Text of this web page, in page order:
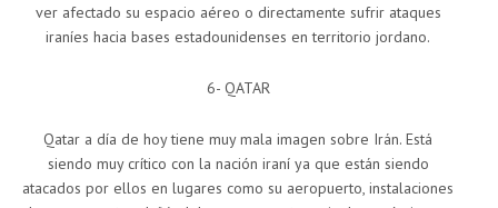
ver afectado su espacio aéreo o directamente sufrir ataques
iraníes hacia bases estadounidenses en territorio jordano.
6- QATAR
Qatar a día de hoy tiene muy mala imagen sobre Irán. Está
siendo muy crítico con la nación iraní ya que están siendo
atacados por ellos en lugares como su aeropuerto, instalaciones